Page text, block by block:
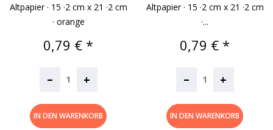
Altpapier · 15 ·2 cm x 21 ·2 cm
· orange
Preis
0,79 € *
– +
IN DEN WARENKORB
Altpapier · 15 ·2 cm x 21 ·2 cm
·...
Preis
0,79 € *
– +
IN DEN WARENKORB